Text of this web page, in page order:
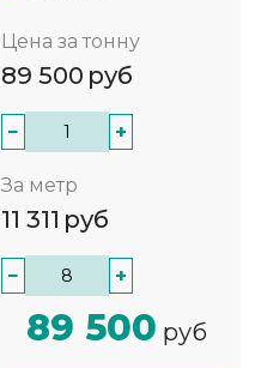
Цена за тонну
89 500 руб
− +
За метр
11 311 руб
− +
89 500 руб